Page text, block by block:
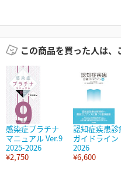
この商品を買った人は、
感染症プラチナ
マニュアル Ver.9
2025-2026
¥2,750
認知症疾患診
ガイドライン
2026
¥6,600